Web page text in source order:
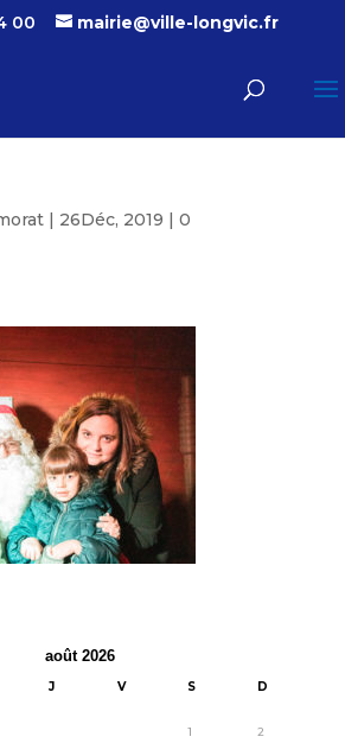
00 mairie@ville-longvic.fr
| 26Déc, 2019 |0
août 2026
J V S D
1 2